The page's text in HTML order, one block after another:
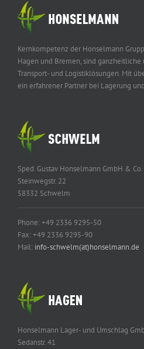
Kernkompetenz der Honselmann
Hagen und Bremen, sind
Transport- und Logistiklösungen. Mit
ein erfahrener Partner bei Lagerung
Sped. Gustav Honselmann GmbH & Co.
Steinwegstr. 22
58332 Schwelm
Phone: +49 2336 9295-50
Fax: +49 2336 9295-90
Mail: info-schwelm(at)honselmann.de
Honselmann Lager- und Umschlag
Sedanstr. 41